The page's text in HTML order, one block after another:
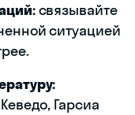
связывайте
ситуацией
Гарсиа